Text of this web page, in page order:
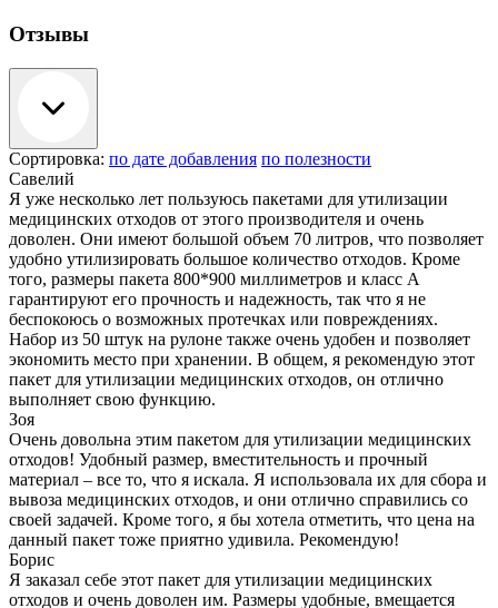
Отзывы
Сортировка: по дате добавления по полезности
Савелий
Я уже несколько лет пользуюсь пакетами для утилизации
медицинских отходов от этого производителя и очень
доволен. Они имеют большой объем 70 литров, что позволяет
удобно утилизировать большое количество отходов. Кроме
того, размеры пакета 800*900 миллиметров и класс А
гарантируют его прочность и надежность, так что я не
беспокоюсь о возможных протечках или повреждениях.
Набор из 50 штук на рулоне также очень удобен и позволяет
экономить место при хранении. В общем, я рекомендую этот
пакет для утилизации медицинских отходов, он отлично
выполняет свою функцию.
Зоя
Очень довольна этим пакетом для утилизации медицинских
отходов! Удобный размер, вместительность и прочный
материал – все то, что я искала. Я использовала их для сбора и
вывоза медицинских отходов, и они отлично справились со
своей задачей. Кроме того, я бы хотела отметить, что цена на
данный пакет тоже приятно удивила. Рекомендую!
Борис
Я заказал себе этот пакет для утилизации медицинских
отходов и очень доволен им. Размеры удобные, вмещается